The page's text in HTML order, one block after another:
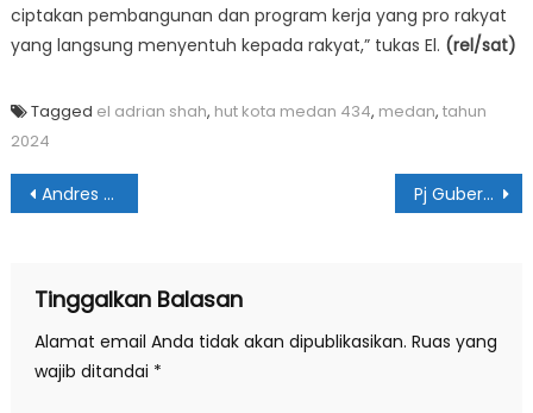
ciptakan pembangunan dan program kerja yang pro rakyat
yang langsung menyentuh kepada rakyat,” tukas El. (rel/sat)
Tagged el adrian shah, hut kota medan 434, medan, tahun
2024
Navigasi
Andres Pandapotan Purba Harap Kader Sapma IPK Berintegritas Pj Gubernur Ajak Masyarakat Sumut Gunakan Produk Lokal
Tinggalkan Balasan
Alamat email Anda tidak akan dipublikasikan. Ruas yang
wajib ditandai *